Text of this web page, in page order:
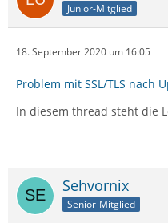
Junior-Mitglied
18. September 2020 um 16:05
Problem mit SSL/TLS nach
In diesem thread steht die
Sehvornix
Senior-Mitglied